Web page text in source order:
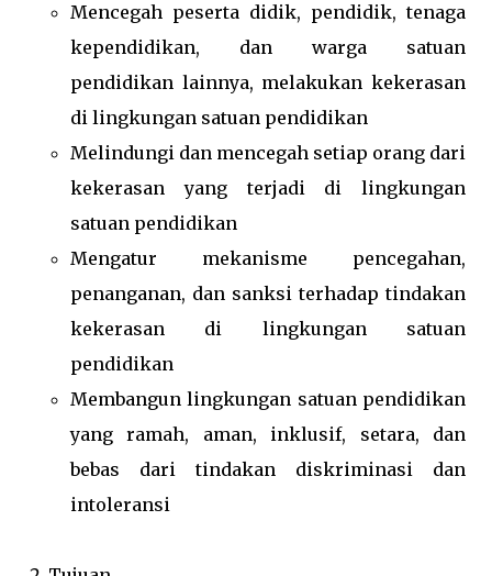
Mencegah peserta didik, pendidik, tenaga
kependidikan, dan warga satuan
pendidikan lainnya, melakukan kekerasan
di lingkungan satuan pendidikan
Melindungi dan mencegah setiap orang dari
kekerasan yang terjadi di lingkungan
satuan pendidikan
Mengatur mekanisme pencegahan,
penanganan, dan sanksi terhadap tindakan
kekerasan di lingkungan satuan
pendidikan
Membangun lingkungan satuan pendidikan
yang ramah, aman, inklusif, setara, dan
bebas dari tindakan diskriminasi dan
intoleransi